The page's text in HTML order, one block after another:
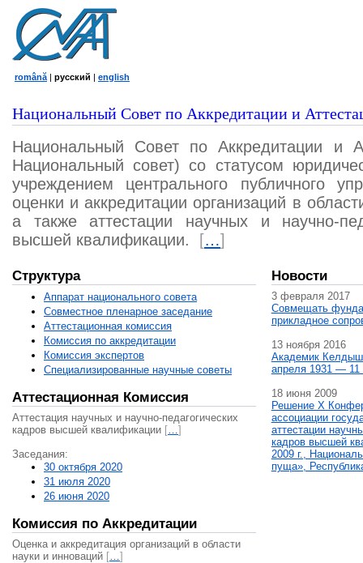
română | русский | english
Национальный Совет по Аккредитации и
Национальный Совет по Аккредитации и
Национальный совет) со статусом
учреждением центрального публичного
оценки и аккредитации организаций в
а также аттестации научных и научно-
высшей квалификации.
[…]
Структура
Аппарат национального совета
Совместное пленарное заседание
Аттестационная комисcия
Комиссия по аккредитации
Комиссия экспертов
Специализированные научные советы
Аттестационная Комиссия
Аттестация научных и научно-педагогических
кадров высшей квалификации […]
Заседания:
30 октября 2020
31 июля 2020
26 июня 2020
Комиссия по Аккредитации
Оценка и аккредитация организаций в области
науки и инноваций […]
Новости
3 февраля 2017
Совмещать
прикладное
13 ноября 2016
Академик
апреля 1931 — 11
18 июня 2009
Решение X
ассоциации
аттестации
кадров высшей
2009 г.,
пуща»,